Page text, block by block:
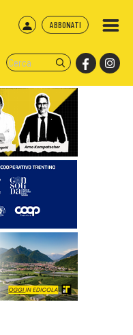
ABBONATI